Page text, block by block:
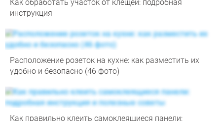
Как обработать участок от клещей: подробная
инструкция
Расположение розеток на кухне: как разместить их
удобно и безопасно (46 фото)
Как правильно клеить самоклеящиеся панели: